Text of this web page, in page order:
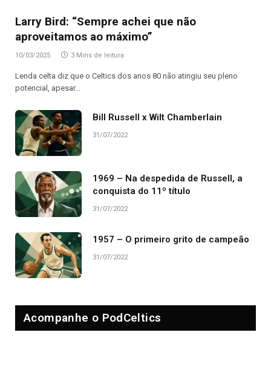
Larry Bird: “Sempre achei que não
aproveitamos ao máximo”
10/03/2025 3 Mins de leitura
Lenda celta diz que o Celtics dos anos 80 não atingiu seu pleno
potencial, apesar…
Bill Russell x Wilt Chamberlain
31/07/2022
1969 – Na despedida de Russell, a
conquista do 11º título
31/07/2022
1957 – O primeiro grito de campeão
31/07/2022
Acompanhe o PodCeltics